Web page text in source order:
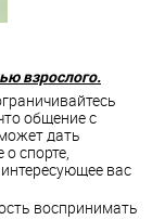
взрослого.
общение с
дать
спорте,
вас
воспринимать